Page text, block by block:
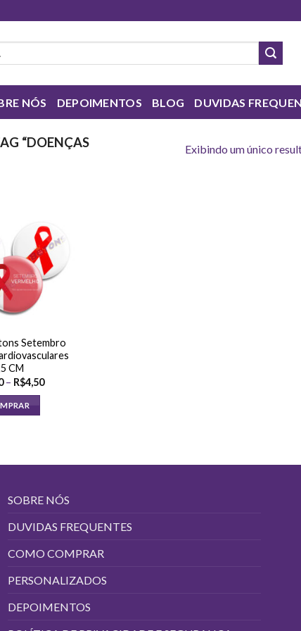
NÓS DEPOIMENTOS BLOG DUVIDAS
“DOENÇAS
Exibindo um único
Setembro
CM
– R$4,50Faixa
As
ser
na
página
SOBRE NÓS
DUVIDAS FREQUENTES
COMO COMPRAR
PERSONALIZADOS
DEPOIMENTOS